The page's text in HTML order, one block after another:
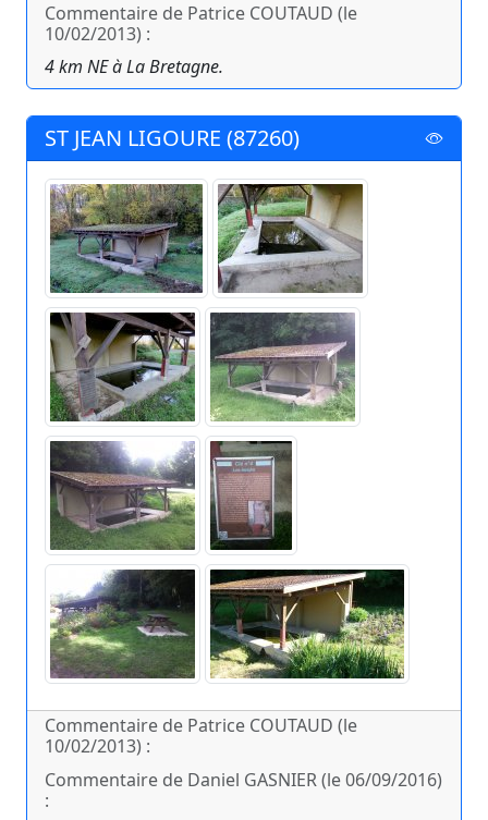
Commentaire de Patrice COUTAUD (le
10/02/2013) :
4 km NE à La Bretagne.
ST JEAN LIGOURE (87260)
Commentaire de Patrice COUTAUD (le
10/02/2013) :
Commentaire de Daniel GASNIER (le 06/09/2016)
: